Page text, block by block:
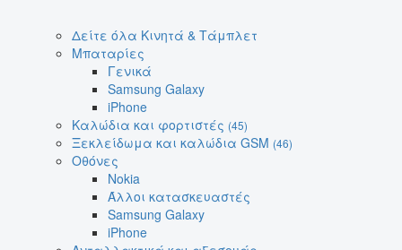
Δείτε όλα Κινητά & Τάμπλετ
Μπαταρίες
Γενικά
Samsung Galaxy
iPhone
Καλώδια και φορτιστές (45)
Ξεκλείδωμα και καλώδια GSM (46)
Οθόνες
Nokia
Άλλοι κατασκευαστές
Samsung Galaxy
iPhone